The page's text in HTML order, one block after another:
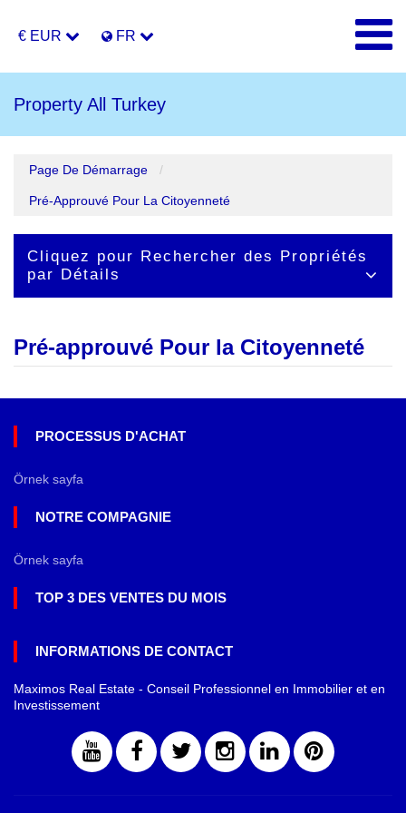
€ EUR FR
Property All Turkey
Page De Démarrage
Pré-Approuvé Pour La Citoyenneté
Cliquez pour Rechercher des Propriétés
par Détails
Pré-approuvé Pour la Citoyenneté
PROCESSUS D'ACHAT
Örnek sayfa
NOTRE COMPAGNIE
Örnek sayfa
TOP 3 DES VENTES DU MOIS
INFORMATIONS DE CONTACT
Maximos Real Estate - Conseil Professionnel en Immobilier et en
Investissement